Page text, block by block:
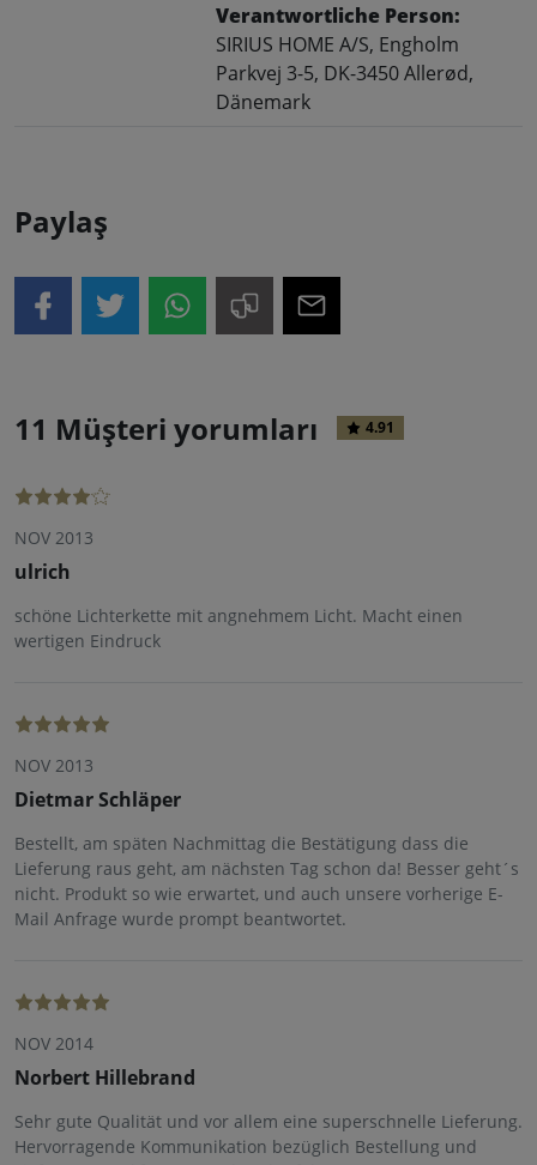
Verantwortliche Person:
SIRIUS HOME A/S, Engholm
Parkvej 3-5, DK-3450 Allerød,
Dänemark
Paylaş
11 Müşteri yorumları 4.91
NOV 2013
ulrich
schöne Lichterkette mit angnehmem Licht. Macht einen
wertigen Eindruck
NOV 2013
Dietmar Schläper
Bestellt, am späten Nachmittag die Bestätigung dass die
Lieferung raus geht, am nächsten Tag schon da! Besser geht´s
nicht. Produkt so wie erwartet, und auch unsere vorherige E-
Mail Anfrage wurde prompt beantwortet.
NOV 2014
Norbert Hillebrand
Sehr gute Qualität und vor allem eine superschnelle Lieferung.
Hervorragende Kommunikation bezüglich Bestellung und